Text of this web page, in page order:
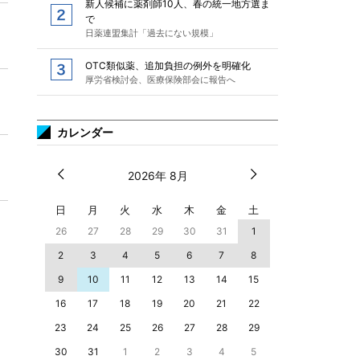
新人候補に薬剤師10人、春の統一地方選ま
で
日薬連盟集計「過去にない規模」
OTC類似薬、追加負担の例外を明確化
厚労省検討会、医療保険部会に報告へ
カレンダー
2026年 8月
日 月 火 水 木 金 土
26 27 28 29 30 31
1
2
3 4 5 6 7
8
9
10 11 12 13 14
15
16
17 18 19 20 21
22
23
24 25 26 27 28
29
30
31 1 2 3 4 5